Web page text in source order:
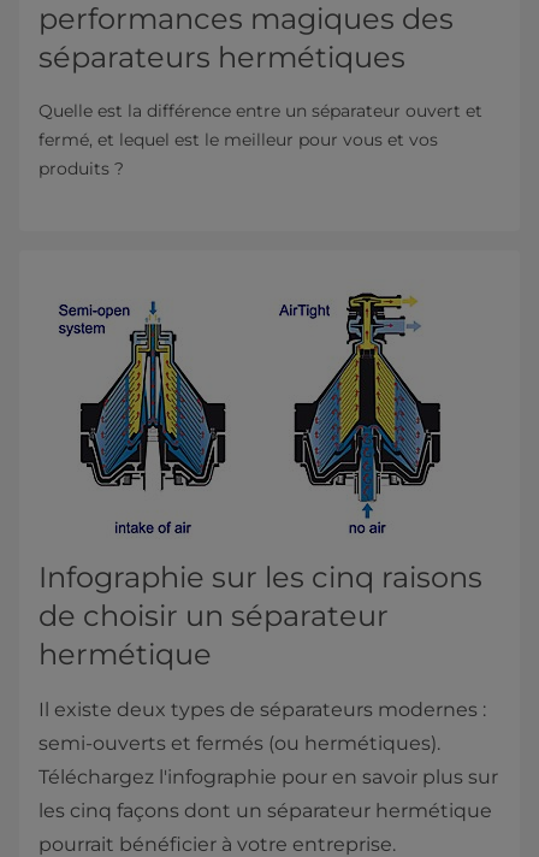
performances magiques des
séparateurs hermétiques
Quelle est la différence entre un séparateur ouvert et
fermé, et lequel est le meilleur pour vous et vos
produits ?
Infographie sur les cinq raisons
de choisir un séparateur
hermétique
Il existe deux types de séparateurs modernes :
semi-ouverts et fermés (ou hermétiques).
Téléchargez l'infographie pour en savoir plus sur
les cinq façons dont un séparateur hermétique
pourrait bénéficier à votre entreprise.